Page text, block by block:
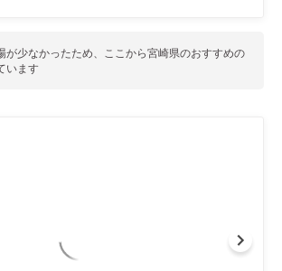
が少なかったため、ここから宮崎県のおすすめの
います